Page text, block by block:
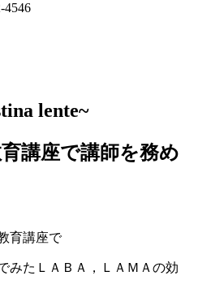
4546
lente~
講座で講師を務め
育講座で
みたＬＡＢＡ，ＬＡＭＡの効